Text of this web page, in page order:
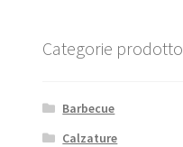
Categorie prodotto
Barbecue
Calzature